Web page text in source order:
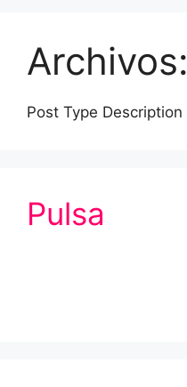
Archivos:
Post Type Description
Pulsa